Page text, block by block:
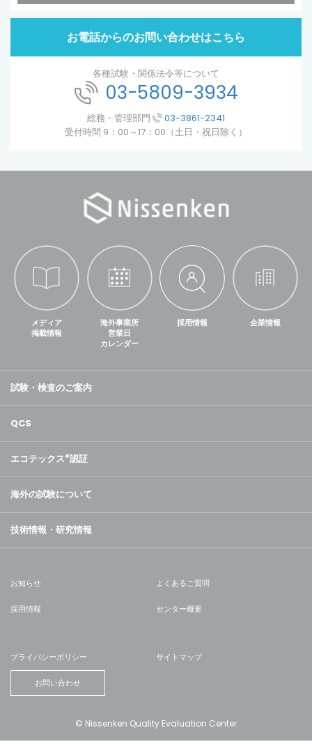
お電話からのお問い合わせはこちら
各種試験・関係法令等について
03-5809-3934
総務・管理部門
03-3861-2341
受付時間 9：00～17：00（土日・祝日除く）
メディア
掲載情報
海外事業所
営業日
カレンダー
採用情報 企業情報
試験・検査のご案内
QCS
エコテックス®認証
海外の試験について
技術情報・研究情報
お知らせ よくあるご質問
採用情報 センター概要
プライバシーポリシー サイトマップ
お問い合わせ
© Nissenken Quality Evaluation Center